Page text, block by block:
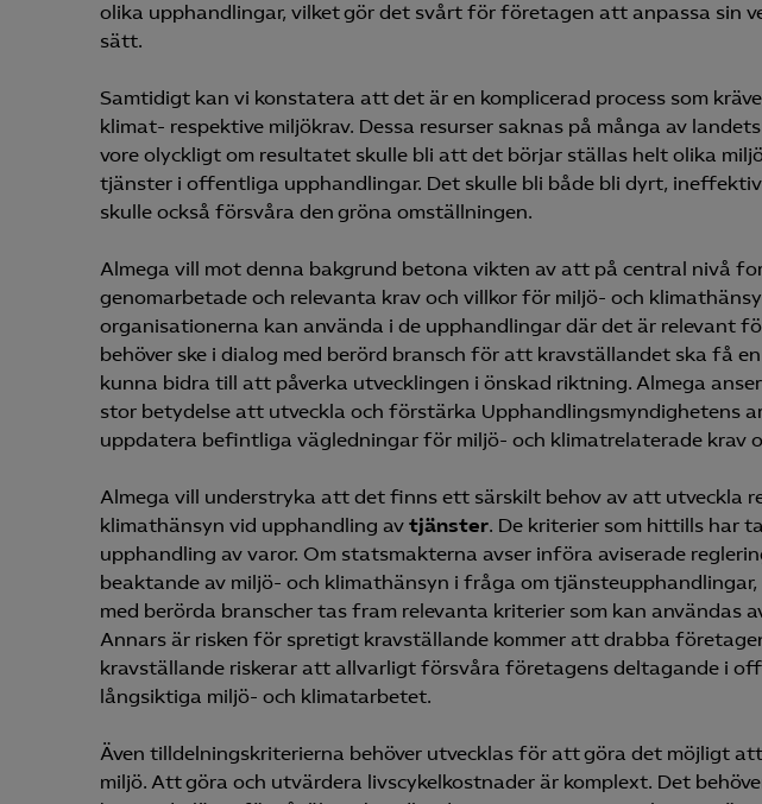
Leadfeeder
Microsoft Ads
olika upphandlingar, vilket gör det svårt för företagen att anpassa sin
sätt.
Samtidigt kan vi konstatera att det är en komplicerad process som
klimat- respektive miljökrav. Dessa resurser saknas på många av
vore olyckligt om resultatet skulle bli att det börjar ställas helt olika
tjänster i offentliga upphandlingar. Det skulle bli både bli dyrt,
skulle också försvåra den gröna omställningen.
Almega vill mot denna bakgrund betona vikten av att på central nivå
genomarbetade och relevanta krav och villkor för miljö- och
organisationerna kan använda i de upphandlingar där det är relevant
behöver ske i dialog med berörd bransch för att kravställandet ska få
kunna bidra till att påverka utvecklingen i önskad riktning. Almega
stor betydelse att utveckla och förstärka Upphandlingsmyndighetens
uppdatera befintliga vägledningar för miljö- och klimatrelaterade krav
Almega vill understryka att det finns ett särskilt behov av att utveckla
klimathänsyn vid upphandling av tjänster. De kriterier som hittills har
upphandling av varor. Om statsmakterna avser införa aviserade
beaktande av miljö- och klimathänsyn i fråga om
med berörda branscher tas fram relevanta kriterier som kan användas
Annars är risken för spretigt kravställande kommer att drabba
kravställande riskerar att allvarligt försvåra företagens deltagande i
långsiktiga miljö- och klimatarbetet.
Även tilldelningskriterierna behöver utvecklas för att göra det möjligt
miljö. Att göra och utvärdera livscykelkostnader är komplext. Det